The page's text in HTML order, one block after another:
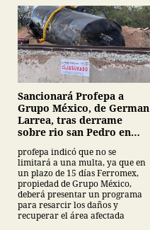
Sancionará Profepa a
Grupo México, de German
Larrea, tras derrame
sobre rio san Pedro en
profepa indicó que no se
limitará a una multa, ya que en
un plazo de 15 días Ferromex,
propiedad de Grupo México,
deberá presentar un programa
para resarcir los daños y
recuperar el área afectada